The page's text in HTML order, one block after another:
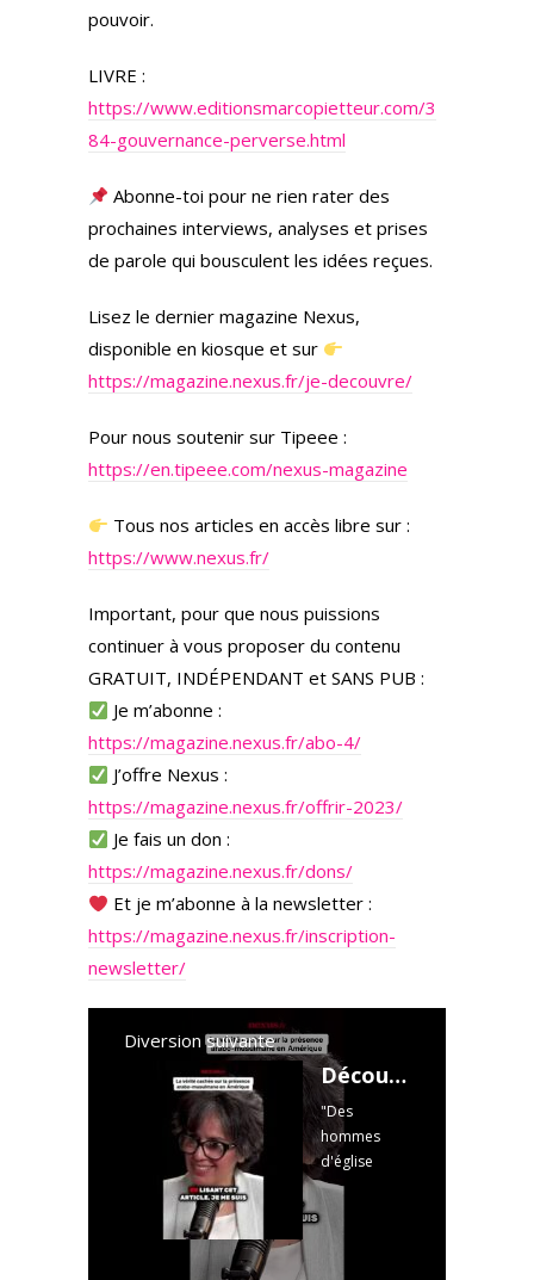
pouvoir.
LIVRE :
https://www.editionsmarcopietteur.com/3
84-gouvernance-perverse.html
Abonne-toi pour ne rien rater des
prochaines interviews, analyses et prises
de parole qui bousculent les idées reçues.
Lisez le dernier magazine Nexus,
disponible en kiosque et sur
https://magazine.nexus.fr/je-decouvre/
Pour nous soutenir sur Tipeee :
https://en.tipeee.com/nexus-magazine
Tous nos articles en accès libre sur :
https://www.nexus.fr/
Important, pour que nous puissions
continuer à vous proposer du contenu
GRATUIT, INDÉPENDANT et SANS PUB :
Je m’abonne :
https://magazine.nexus.fr/abo-4/
J’offre Nexus :
https://magazine.nexus.fr/offrir-2023/
Je fais un don :
https://magazine.nexus.fr/dons/
Et je m’abonne à la newsletter :
https://magazine.nexus.fr/inscription-
newsletter/
Diversion suivante
Découvrez la vérité cachée sur l'héritage arabo-musulman en Amérique !
"Des
hommes
d'église
américains